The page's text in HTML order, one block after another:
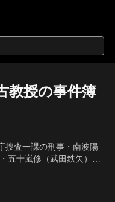
教授の事件簿
捜査一課の刑事・南波陽
五十嵐修（武田鉄矢）に
しいというのだ。だが、